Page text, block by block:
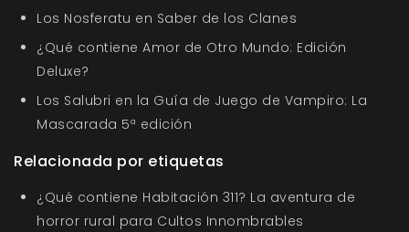
Los Nosferatu en Saber de los Clanes
¿Qué contiene Amor de Otro Mundo: Edición
Deluxe?
Los Salubri en la Guía de Juego de Vampiro: La
Mascarada 5ª edición
Relacionada por etiquetas
¿Qué contiene Habitación 311? La aventura de
horror rural para Cultos Innombrables